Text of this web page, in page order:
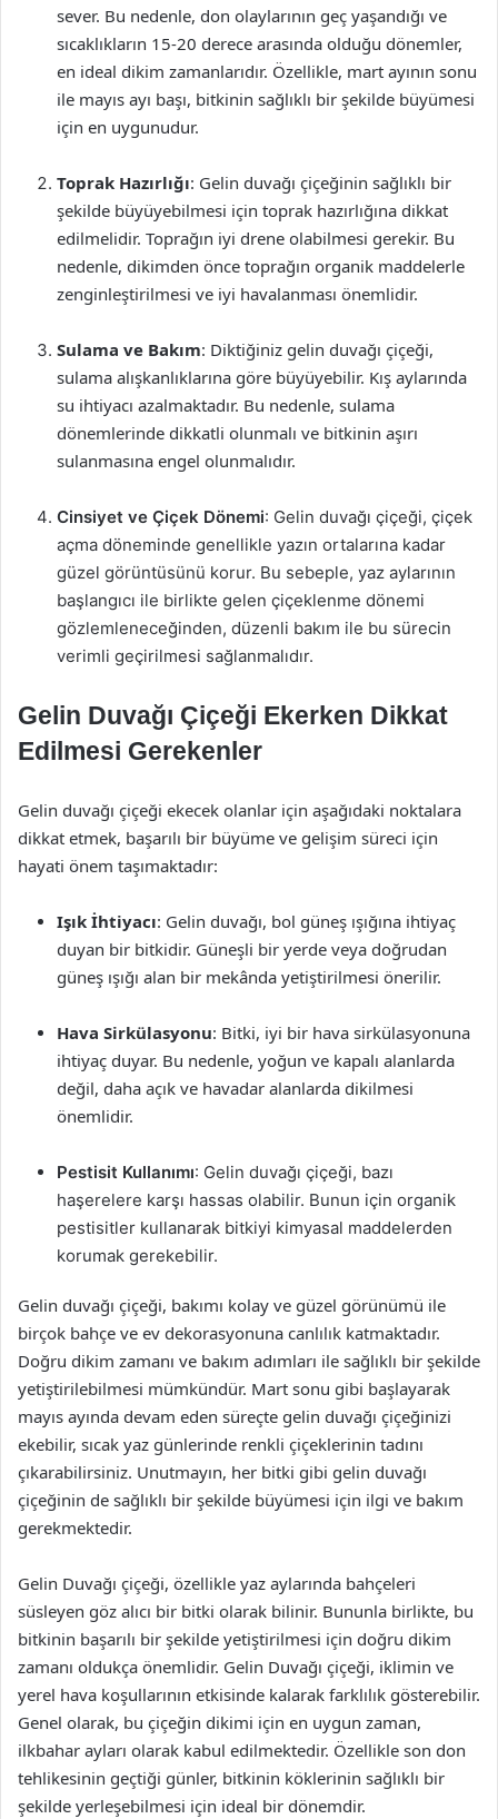
sever. Bu nedenle, don olaylarının geç yaşandığı ve
sıcaklıkların 15-20 derece arasında olduğu dönemler,
en ideal dikim zamanlarıdır. Özellikle, mart ayının sonu
ile mayıs ayı başı, bitkinin sağlıklı bir şekilde büyümesi
için en uygunudur.
Toprak Hazırlığı: Gelin duvağı çiçeğinin sağlıklı bir
şekilde büyüyebilmesi için toprak hazırlığına dikkat
edilmelidir. Toprağın iyi drene olabilmesi gerekir. Bu
nedenle, dikimden önce toprağın organik maddelerle
zenginleştirilmesi ve iyi havalanması önemlidir.
Sulama ve Bakım: Diktiğiniz gelin duvağı çiçeği,
sulama alışkanlıklarına göre büyüyebilir. Kış aylarında
su ihtiyacı azalmaktadır. Bu nedenle, sulama
dönemlerinde dikkatli olunmalı ve bitkinin aşırı
sulanmasına engel olunmalıdır.
Cinsiyet ve Çiçek Dönemi: Gelin duvağı çiçeği, çiçek
açma döneminde genellikle yazın ortalarına kadar
güzel görüntüsünü korur. Bu sebeple, yaz aylarının
başlangıcı ile birlikte gelen çiçeklenme dönemi
gözlemleneceğinden, düzenli bakım ile bu sürecin
verimli geçirilmesi sağlanmalıdır.
Gelin Duvağı Çiçeği Ekerken Dikkat
Edilmesi Gerekenler
Gelin duvağı çiçeği ekecek olanlar için aşağıdaki noktalara
dikkat etmek, başarılı bir büyüme ve gelişim süreci için
hayati önem taşımaktadır:
Işık İhtiyacı: Gelin duvağı, bol güneş ışığına ihtiyaç
duyan bir bitkidir. Güneşli bir yerde veya doğrudan
güneş ışığı alan bir mekânda yetiştirilmesi önerilir.
Hava Sirkülasyonu: Bitki, iyi bir hava sirkülasyonuna
ihtiyaç duyar. Bu nedenle, yoğun ve kapalı alanlarda
değil, daha açık ve havadar alanlarda dikilmesi
önemlidir.
Pestisit Kullanımı: Gelin duvağı çiçeği, bazı
haşerelere karşı hassas olabilir. Bunun için organik
pestisitler kullanarak bitkiyi kimyasal maddelerden
korumak gerekebilir.
Gelin duvağı çiçeği, bakımı kolay ve güzel görünümü ile
birçok bahçe ve ev dekorasyonuna canlılık katmaktadır.
Doğru dikim zamanı ve bakım adımları ile sağlıklı bir şekilde
yetiştirilebilmesi mümkündür. Mart sonu gibi başlayarak
mayıs ayında devam eden süreçte gelin duvağı çiçeğinizi
ekebilir, sıcak yaz günlerinde renkli çiçeklerinin tadını
çıkarabilirsiniz. Unutmayın, her bitki gibi gelin duvağı
çiçeğinin de sağlıklı bir şekilde büyümesi için ilgi ve bakım
gerekmektedir.
Gelin Duvağı çiçeği, özellikle yaz aylarında bahçeleri
süsleyen göz alıcı bir bitki olarak bilinir. Bununla birlikte, bu
bitkinin başarılı bir şekilde yetiştirilmesi için doğru dikim
zamanı oldukça önemlidir. Gelin Duvağı çiçeği, iklimin ve
yerel hava koşullarının etkisinde kalarak farklılık gösterebilir.
Genel olarak, bu çiçeğin dikimi için en uygun zaman,
ilkbahar ayları olarak kabul edilmektedir. Özellikle son don
tehlikesinin geçtiği günler, bitkinin köklerinin sağlıklı bir
şekilde yerleşebilmesi için ideal bir dönemdir.